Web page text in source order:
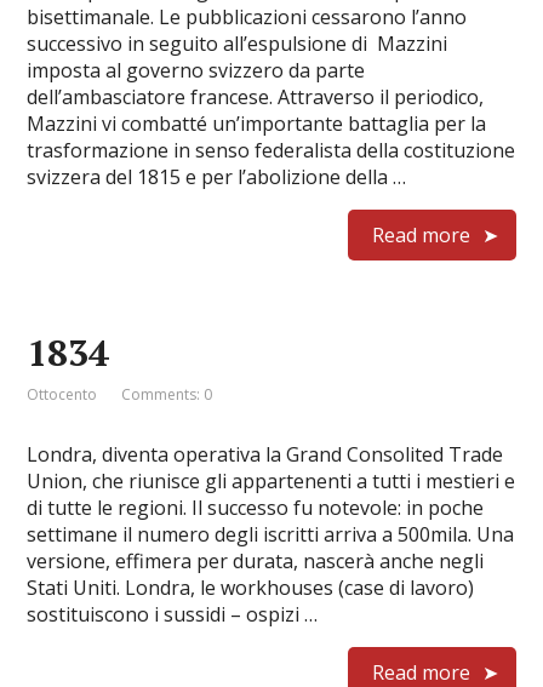
bisettimanale. Le pubblicazioni cessarono l’anno
successivo in seguito all’espulsione di Mazzini
imposta al governo svizzero da parte
dell’ambasciatore francese. Attraverso il periodico,
Mazzini vi combatté un’importante battaglia per la
trasformazione in senso federalista della costituzione
svizzera del 1815 e per l’abolizione della …
Read more
1834
Ottocento Comments: 0
Londra, diventa operativa la Grand Consolited Trade
Union, che riunisce gli appartenenti a tutti i mestieri e
di tutte le regioni. Il successo fu notevole: in poche
settimane il numero degli iscritti arriva a 500mila. Una
versione, effimera per durata, nascerà anche negli
Stati Uniti. Londra, le workhouses (case di lavoro)
sostituiscono i sussidi – ospizi …
Read more